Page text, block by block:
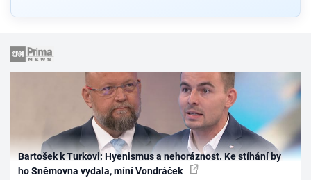
Bartošek k Turkovi: Hyenismus a nehoráznost. Ke stíhání by
ho Sněmovna vydala, míní Vondráček